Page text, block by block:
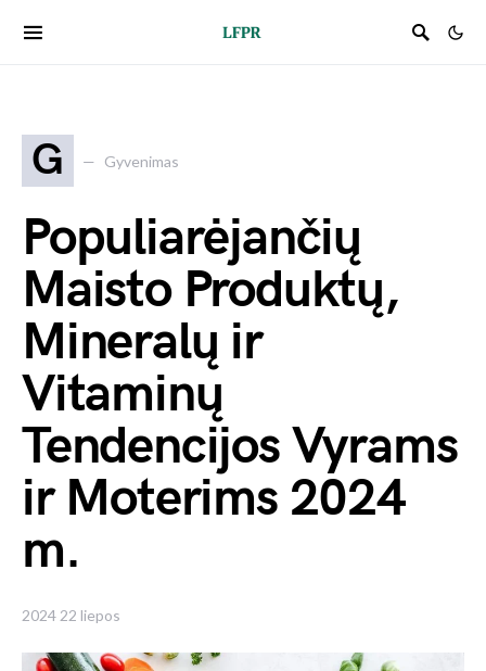
G Gyvenimas
Populiarėjančių
Maisto Produktų,
Mineralų ir
Vitaminų
Tendencijos Vyrams
ir Moterims 2024
m.
2024 22 liepos